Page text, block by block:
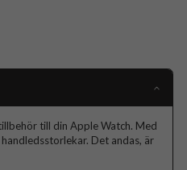
till din Apple Watch. Med
Det andas, är